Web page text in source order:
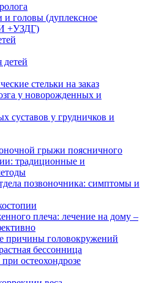
головы (дуплексное
+УЗДГ)
детей
стельки на заказ
у новорожденных и
суставов у грудничков и
грыжи поясничного
традиционные и
позвоночника: симптомы и
плеча: лечение на дому –
причины головокружений
бессонница
остеохондрозе